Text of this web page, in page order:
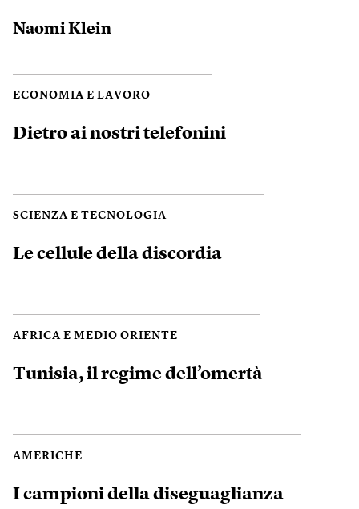
Naomi Klein
ECONOMIA E LAVORO
Dietro ai nostri telefonini
SCIENZA E TECNOLOGIA
Le cellule della discordia
AFRICA E MEDIO ORIENTE
Tunisia, il regime dell’omertà
AMERICHE
I campioni della diseguaglianza